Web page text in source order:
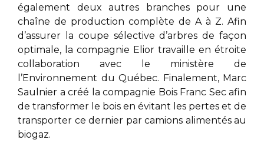
également deux autres branches pour une
chaîne de production complète de A à Z. Afin
d’assurer la coupe sélective d’arbres de façon
optimale, la compagnie Elior travaille en étroite
collaboration avec le ministère de
l’Environnement du Québec. Finalement, Marc
Saulnier a créé la compagnie Bois Franc Sec afin
de transformer le bois en évitant les pertes et de
transporter ce dernier par camions alimentés au
biogaz.